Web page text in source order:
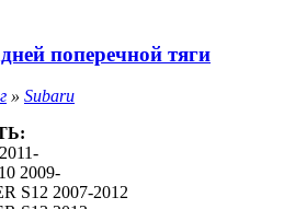
поперечной тяги
» Subaru
2009-
S12 2007-2012